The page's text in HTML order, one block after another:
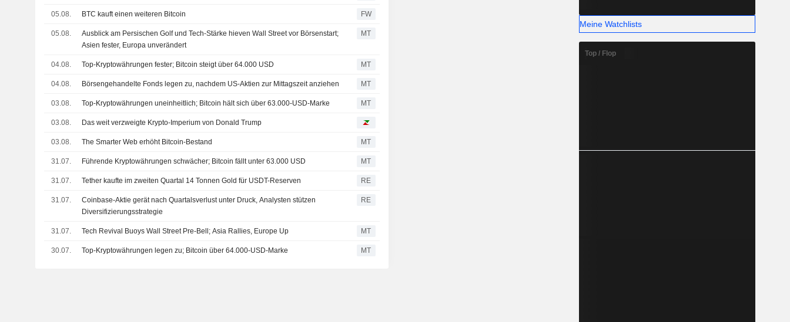
05.08. BTC kauft einen weiteren Bitcoin FW
05.08.
Ausblick am Persischen Golf und Tech-Stärke hieven Wall Street vor Börsenstart;
Asien fester, Europa unverändert
MT
04.08. Top-Kryptowährungen fester; Bitcoin steigt über 64.000 USD MT
04.08. Börsengehandelte Fonds legen zu, nachdem US-Aktien zur Mittagszeit anziehen MT
03.08. Top-Kryptowährungen uneinheitlich; Bitcoin hält sich über 63.000-USD-Marke MT
03.08. Das weit verzweigte Krypto-Imperium von Donald Trump
03.08. The Smarter Web erhöht Bitcoin-Bestand MT
31.07. Führende Kryptowährungen schwächer; Bitcoin fällt unter 63.000 USD MT
31.07. Tether kaufte im zweiten Quartal 14 Tonnen Gold für USDT-Reserven RE
31.07.
Coinbase-Aktie gerät nach Quartalsverlust unter Druck, Analysten stützen
Diversifizierungsstrategie
RE
31.07. Tech Revival Buoys Wall Street Pre-Bell; Asia Rallies, Europe Up MT
30.07. Top-Kryptowährungen legen zu; Bitcoin über 64.000-USD-Marke MT
Meine Watchlists
Top / Flop